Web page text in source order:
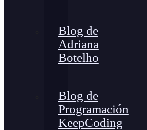
Blog de
Adriana
Botelho
Blog de
Programación
KeepCoding